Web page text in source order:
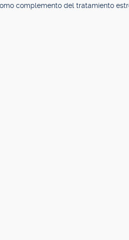
complemento del tratamiento